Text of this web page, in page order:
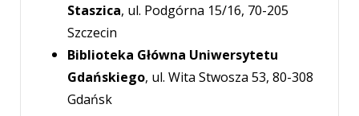
Staszica, ul. Podgórna 15/16, 70-205
Szczecin
Biblioteka Główna Uniwersytetu
Gdańskiego, ul. Wita Stwosza 53, 80-308
Gdańsk